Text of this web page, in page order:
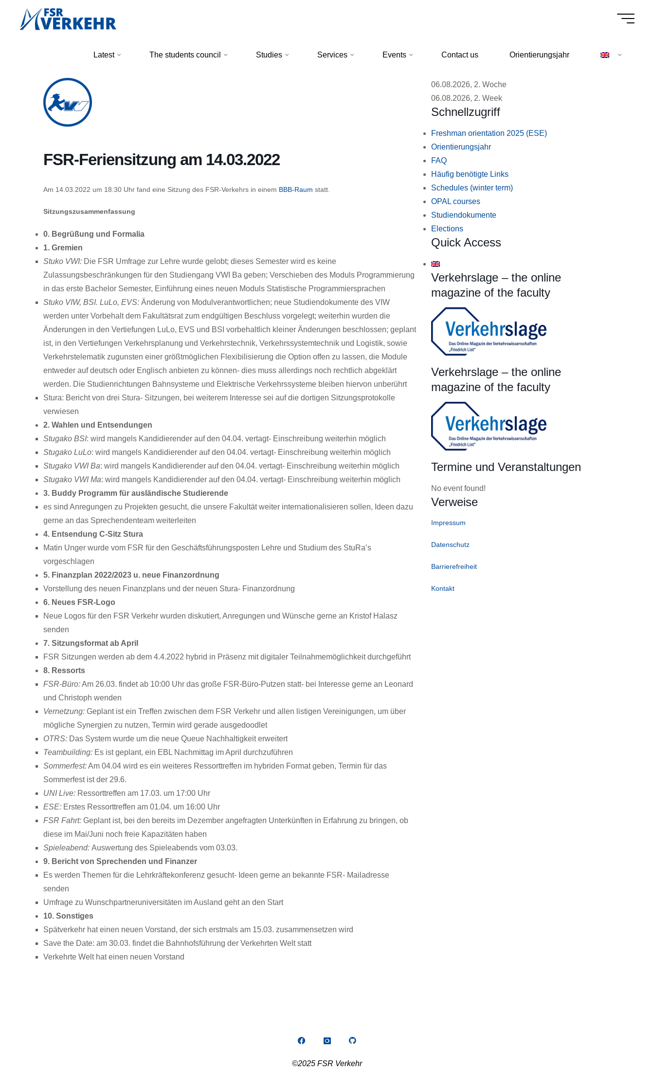
Latest The students council Studies Services Events Contact us Orientierungsjahr
FSR-Feriensitzung am 14.03.2022
Am 14.03.2022 um 18:30 Uhr fand eine Sitzung des FSR-Verkehrs in einem BBB-Raum statt.
Sitzungszusammenfassung
0. Begrüßung und Formalia
1. Gremien
Stuko VWI: Die FSR Umfrage zur Lehre wurde gelobt; dieses Semester wird es keine
Zulassungsbeschränkungen für den Studiengang VWI Ba geben; Verschieben des Moduls Programmierung
in das erste Bachelor Semester, Einführung eines neuen Moduls Statistische Programmiersprachen
Stuko VIW, BSI. LuLo, EVS: Änderung von Modulverantwortlichen; neue Studiendokumente des VIW
werden unter Vorbehalt dem Fakultätsrat zum endgültigen Beschluss vorgelegt; weiterhin wurden die
Änderungen in den Vertiefungen LuLo, EVS und BSI vorbehaltlich kleiner Änderungen beschlossen; geplant
ist, in den Vertiefungen Verkehrsplanung und Verkehrstechnik, Verkehrssystemtechnik und Logistik, sowie
Verkehrstelematik zugunsten einer größtmöglichen Flexibilisierung die Option offen zu lassen, die Module
entweder auf deutsch oder Englisch anbieten zu können- dies muss allerdings noch rechtlich abgeklärt
werden. Die Studienrichtungen Bahnsysteme und Elektrische Verkehrssysteme bleiben hiervon unberührt
Stura: Bericht von drei Stura- Sitzungen, bei weiterem Interesse sei auf die dortigen Sitzungsprotokolle
verwiesen
2. Wahlen und Entsendungen
Stugako BSI: wird mangels Kandidierender auf den 04.04. vertagt- Einschreibung weiterhin möglich
Stugako LuLo: wird mangels Kandidierender auf den 04.04. vertagt- Einschreibung weiterhin möglich
Stugako VWI Ba: wird mangels Kandidierender auf den 04.04. vertagt- Einschreibung weiterhin möglich
Stugako VWI Ma: wird mangels Kandidierender auf den 04.04. vertagt- Einschreibung weiterhin möglich
3. Buddy Programm für ausländische Studierende
es sind Anregungen zu Projekten gesucht, die unsere Fakultät weiter internationalisieren sollen, Ideen dazu
gerne an das Sprechendenteam weiterleiten
4. Entsendung C-Sitz Stura
Matin Unger wurde vom FSR für den Geschäftsführungsposten Lehre und Studium des StuRa’s
vorgeschlagen
5. Finanzplan 2022/2023 u. neue Finanzordnung
Vorstellung des neuen Finanzplans und der neuen Stura- Finanzordnung
6. Neues FSR-Logo
Neue Logos für den FSR Verkehr wurden diskutiert, Anregungen und Wünsche gerne an Kristof Halasz
senden
7. Sitzungsformat ab April
FSR Sitzungen werden ab dem 4.4.2022 hybrid in Präsenz mit digitaler Teilnahmemöglichkeit durchgeführt
8. Ressorts
FSR-Büro:Am 26.03. findet ab 10:00 Uhr das große FSR-Büro-Putzen statt- bei Interesse gerne an Leonard
und Christoph wenden
Vernetzung: Geplant ist ein Treffen zwischen dem FSR Verkehr und allen listigen Vereinigungen, um über
mögliche Synergien zu nutzen, Termin wird gerade ausgedoodlet
OTRS: Das System wurde um die neue Queue Nachhaltigkeit erweitert
Teambuilding: Es ist geplant, ein EBL Nachmittag im April durchzuführen
Sommerfest:Am 04.04 wird es ein weiteres Ressorttreffen im hybriden Format geben, Termin für das
Sommerfest ist der 29.6.
UNI Live: Ressorttreffen am 17.03. um 17:00 Uhr
ESE: Erstes Ressorttreffen am 01.04. um 16:00 Uhr
FSR Fahrt: Geplant ist, bei den bereits im Dezember angefragten Unterkünften in Erfahrung zu bringen, ob
diese im Mai/Juni noch freie Kapazitäten haben
Spieleabend: Auswertung des Spieleabends vom 03.03.
9. Bericht von Sprechenden und Finanzer
Es werden Themen für die Lehrkräftekonferenz gesucht- Ideen gerne an bekannte FSR- Mailadresse
senden
Umfrage zu Wunschpartneruniversitäten im Ausland geht an den Start
10. Sonstiges
Spätverkehr hat einen neuen Vorstand, der sich erstmals am 15.03. zusammensetzen wird
Save the Date: am 30.03. findet die Bahnhofsführung der Verkehrten Welt statt
Verkehrte Welt hat einen neuen Vorstand
06.08.2026, 2. Woche
06.08.2026, 2. Week
Schnellzugriff
Freshman orientation 2025 (ESE)
Orientierungsjahr
FAQ
Häufig benötigte Links
Schedules (winter term)
OPAL courses
Studiendokumente
Elections
Quick Access
Verkehrslage – the online
magazine of the faculty
Verkehrslage – the online
magazine of the faculty
Termine und Veranstaltungen
No event found!
Verweise
Impressum
Datenschutz
Barrierefreiheit
Kontakt
©2025 FSR Verkehr